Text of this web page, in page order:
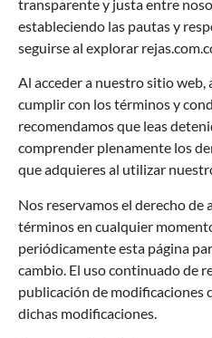
transparente y justa entre
estableciendo las pautas y
seguirse al explorar
Al acceder a nuestro sitio web,
cumplir con los términos y
recomendamos que leas
comprender plenamente los
que adquieres al utilizar
Nos reservamos el derecho
términos en cualquier
periódicamente esta página
cambio. El uso continuado de
publicación de
dichas modificaciones.